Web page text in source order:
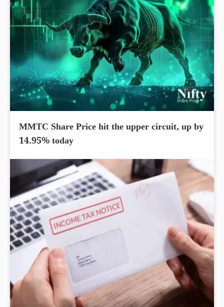
MMTC Share Price hit the upper circuit, up by
14.95% today